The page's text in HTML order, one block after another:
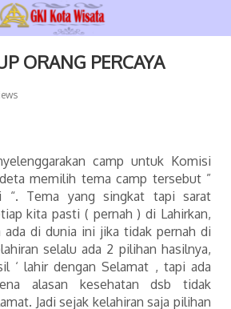
ORANG PERCAYA
camp untuk Komisi
memilih tema camp tersebut ”
“. Tema yang singkat tapi sarat
kita pasti ( pernah ) di Lahirkan,
di dunia ini jika tidak pernah di
selalu ada 2 pilihan hasilnya,
‘ lahir dengan Selamat , tapi ada
alasan kesehatan dsb tidak
Jadi sejak kelahiran saja pilihan